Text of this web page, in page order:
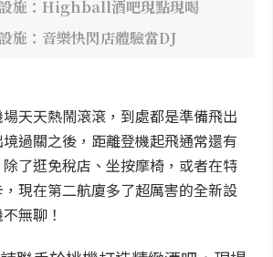
施：Highball酒吧現點現喝
施：音樂快閃店體驗當DJ
天天熱鬧滾滾，到處都是準備飛出
過關之後，距離登機起飛通常還有
了逛免稅店、坐按摩椅，或者在特
現在第二航廈多了超厲害的全新設
無聊！